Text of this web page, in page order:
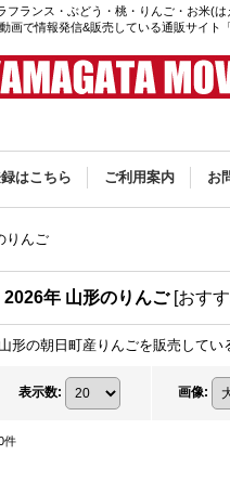
ランス・ぶどう・桃・りんご・お米(
画で情報発信&販売している通販サイト
はこちら ご利用案内 お
りんご
2026年 山形のりんご [おす
山形の朝日町産りんごを販売してい
表示数: 画像:
件